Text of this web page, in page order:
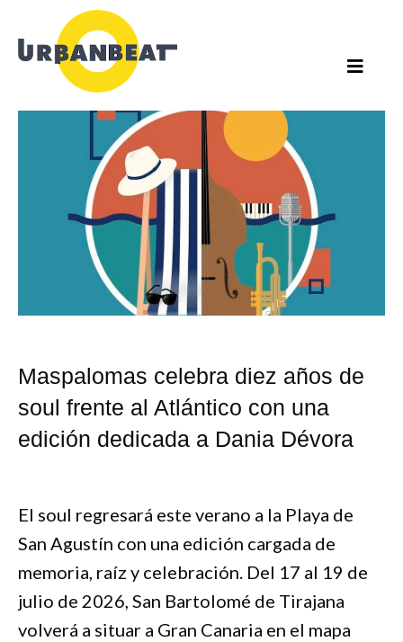
contenido
Maspalomas celebra diez años de
soul frente al Atlántico con una
edición dedicada a Dania Dévora
El soul regresará este verano a la Playa de
San Agustín con una edición cargada de
memoria, raíz y celebración. Del 17 al 19 de
julio de 2026, San Bartolomé de Tirajana
volverá a situar a Gran Canaria en el mapa